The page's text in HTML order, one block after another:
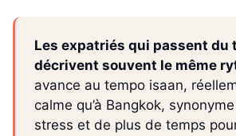
Les expatriés qui passent du
décrivent souvent le même
avance au tempo isaan,
calme qu’à Bangkok,
stress et de plus de temps